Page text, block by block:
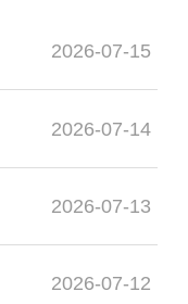
2026-07-15
2026-07-14
2026-07-13
2026-07-12